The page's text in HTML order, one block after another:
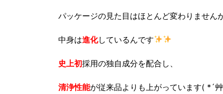
パッケージの見た目はほとんど変わりません
中身は進化しているんです
史上初採用の独自成分を配合し、
清浄性能が従来品よりも上がっています( *´